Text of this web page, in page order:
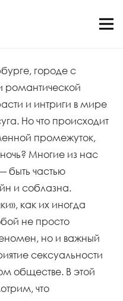
городе с
и интриги в мире
Но что происходит
промежуток,
Многие из нас
быть частью
и соблазна.
как их иногда
не просто
но и важный
сексуальности
обществе. В этой
что